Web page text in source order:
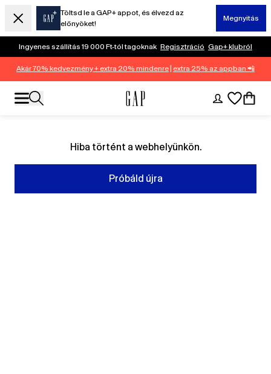
Töltsd le a GAP+ appot, és élvezd az
előnyöket!
Megnyitás
Ingyenes szállítás 19 000 Ft-tól tagoknak Regisztráció Gap+ klubról
Akár 70% kedvezmény + extra 20% mindenre extra 25% az appban 📲
Hiba történt a webhelyünkön.
Próbáld újra